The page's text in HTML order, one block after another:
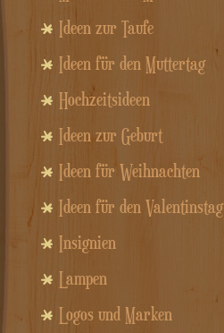
Ideen zur Taufe
Ideen für den Muttertag
Hochzeitsideen
Ideen zur Geburt
Ideen für Weihnachten
Ideen für den Valentinstag
Insignien
Lampen
Logos und Marken